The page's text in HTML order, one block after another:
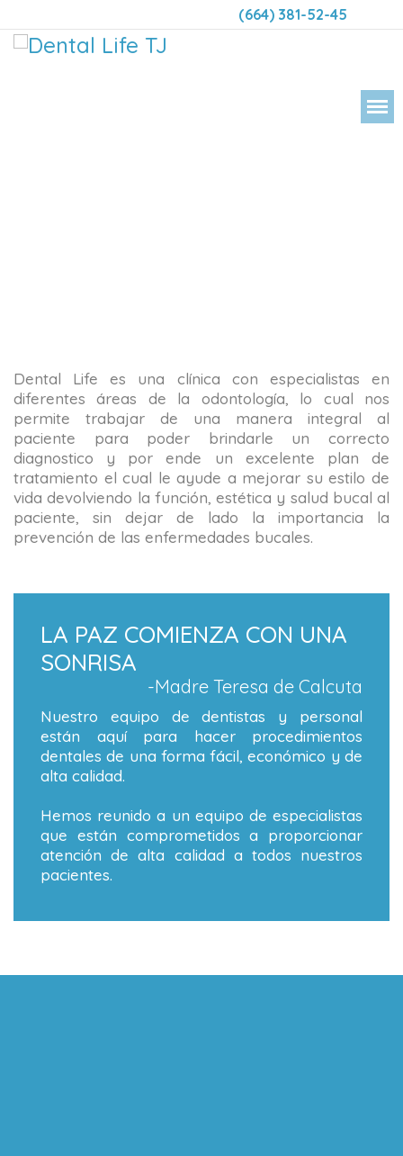
(664) 381-52-45
Dental Life es una clínica con especialistas en
diferentes áreas de la odontología, lo cual nos
permite trabajar de una manera integral al
paciente para poder brindarle un correcto
diagnostico y por ende un excelente plan de
tratamiento el cual le ayude a mejorar su estilo de
vida devolviendo la función, estética y salud bucal al
paciente, sin dejar de lado la importancia la
prevención de las enfermedades bucales.
LA PAZ COMIENZA CON UNA
SONRISA
-Madre Teresa de Calcuta
Nuestro equipo de dentistas y personal
están aquí para hacer procedimientos
dentales de una forma fácil, económico y de
alta calidad.
Hemos reunido a un equipo de especialistas
que están comprometidos a proporcionar
atención de alta calidad a todos nuestros
pacientes.